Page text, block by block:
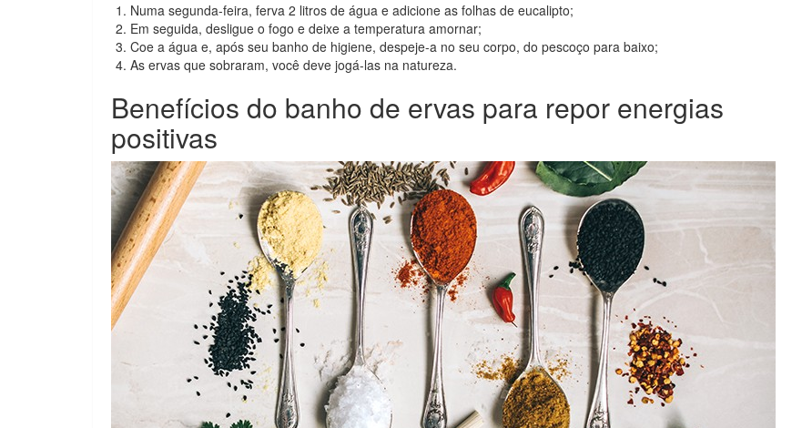
Numa segunda-feira, ferva 2 litros de água e adicione as folhas de eucalipto;
Em seguida, desligue o fogo e deixe a temperatura amornar;
Coe a água e, após seu banho de higiene, despeje-a no seu corpo, do pescoço para baixo;
As ervas que sobraram, você deve jogá-las na natureza.
Benefícios do banho de ervas para repor energias
positivas